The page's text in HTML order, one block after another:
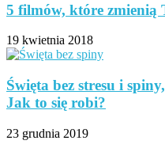
5 filmów, które zmienią
19 kwietnia 2018
Święta bez stresu i
Jak to się robi?
23 grudnia 2019